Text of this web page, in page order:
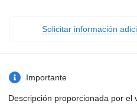
Solicitar información
Importante
Descripción proporcionada por el